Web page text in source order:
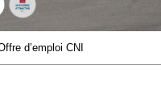
d’emploi CNI